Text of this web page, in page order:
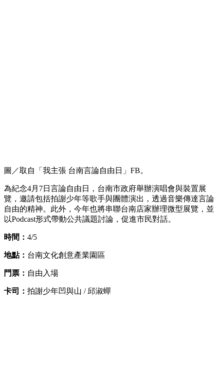
圖／取自「我主張 台南言論自由日」FB。
為紀念4月7日言論自由日，台南市政府舉辦演唱會與裝置展
覽，邀請包括拍謝少年等歌手與團體演出，透過音樂傳達言論
自由的精神。此外，今年也將串聯台南店家辦理微型展覽，並
以Podcast形式帶動公共議題討論，促進市民對話。
時間： 4/5
地點： 台南文化創意產業園區
門票： 自由入場
卡司： 拍謝少年凹與山 / 邱淑蟬